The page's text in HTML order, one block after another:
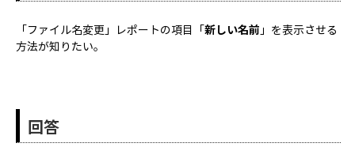
「ファイル名変更」レポートの項目「新しい名前 」を表示させる
方法が知りたい。
回答